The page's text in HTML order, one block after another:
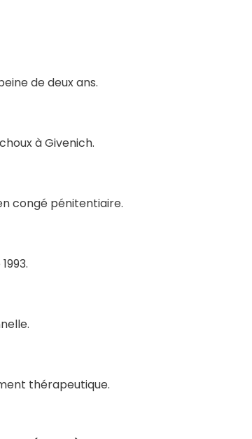
de deux ans.
à Givenich.
congé pénitentiaire.
thérapeutique.